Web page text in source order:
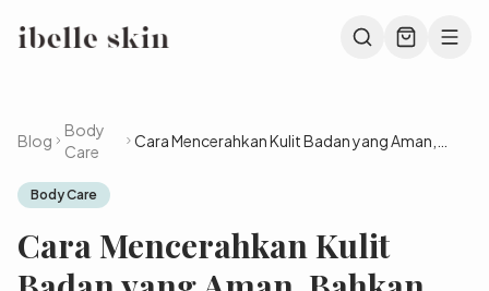
Blog
Body
Care
Cara Mencerahkan Kulit Badan yang Aman,
Body Care
Cara Mencerahkan Kulit